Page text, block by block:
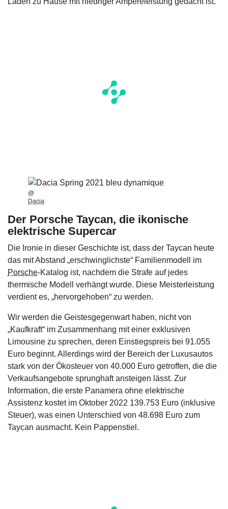
@
Dacia
Der Porsche Taycan, die ikonische
elektrische Supercar
Die Ironie in dieser Geschichte ist, dass der Taycan heute
das mit Abstand „erschwinglichste“ Familienmodell im
Porsche-Katalog ist, nachdem die Strafe auf jedes
thermische Modell verhängt wurde. Diese Meisterleistung
verdient es, „hervorgehoben“ zu werden.
Wir werden die Geistesgegenwart haben, nicht von
„Kaufkraft“ im Zusammenhang mit einer exklusiven
Limousine zu sprechen, deren Einstiegspreis bei 91.055
Euro beginnt. Allerdings wird der Bereich der Luxusautos
stark von der Ökosteuer von 40.000 Euro getroffen, die die
Verkaufsangebote sprunghaft ansteigen lässt. Zur
Information, die erste Panamera ohne elektrische
Assistenz kostet im Oktober 2022 139.753 Euro (inklusive
Steuer), was einen Unterschied von 48.698 Euro zum
Taycan ausmacht. Kein Pappenstiel.